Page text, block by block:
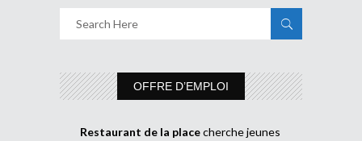
OFFRE D’EMPLOI
Restaurant de la placecherche jeunes